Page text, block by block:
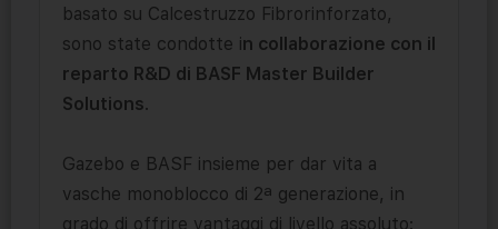
basato su Calcestruzzo Fibrorinforzato,
sono state condotte in collaborazione con il
reparto R&D di BASF Master Builder
Solutions.
Gazebo e BASF insieme per dar vita a
vasche monoblocco di 2ª generazione, in
grado di offrire vantaggi di livello assoluto: